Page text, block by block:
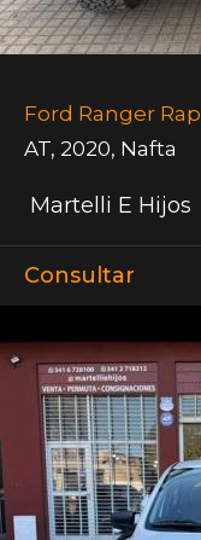
Ford Ranger
AT, 2020, Nafta
Martelli E Hijos
Consultar